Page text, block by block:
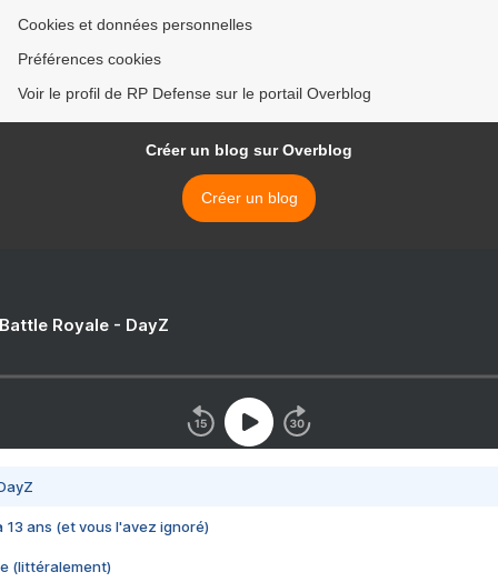
Cookies et données personnelles
Préférences cookies
Voir le profil de RP Defense sur le portail Overblog
Créer un blog sur Overblog
Créer un blog
Royale - DayZ
13 ans (et vous l'avez ignoré)
(littéralement)